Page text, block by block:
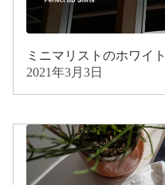
ミニマリストのホワイ
2021年3月3日